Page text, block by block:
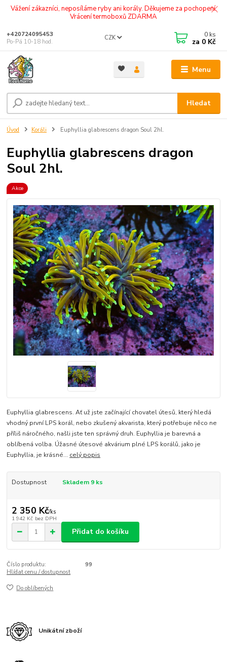
Vážení zákazníci, neposíláme ryby ani korály. Děkujeme za pochopení.
Vrácení termoboxů ZDARMA
Menu
CZK
Hledat
+420724095453
Po-Pá 10-18 hod.
0 ks
za 0 Kč
Úvod Koráli Euphyllia glabrescens dragon Soul 2hl.
Euphyllia glabrescens dragon
Soul 2hl.
Akce
Euphyllia glabrescens. Ať už jste začínající chovatel útesů, který hledá
vhodný první LPS korál, nebo zkušený akvarista, který potřebuje něco ne
příliš náročného, našli jste ten správný druh. Euphyllia je barevná a
oblíbená volba. Úžasné útesové akvárium plné LPS korálů, jako je
Euphyllia, je krásné... celý popis
Dostupnost Skladem 9 ks
2 350 Kč/ks
1 942 Kč bez DPH
Přidat do košíku
Číslo produktu:
99
Hlídat cenu / dostupnost
Do oblíbených
Unikátní zboží